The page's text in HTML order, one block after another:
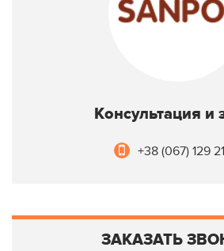
Консультация и
+38 (067) 129
ЗАКАЗАТЬ